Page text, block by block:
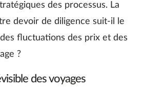
des processus. La
devoir de diligence suit-il le
fluctuations des prix et des
?
des voyages